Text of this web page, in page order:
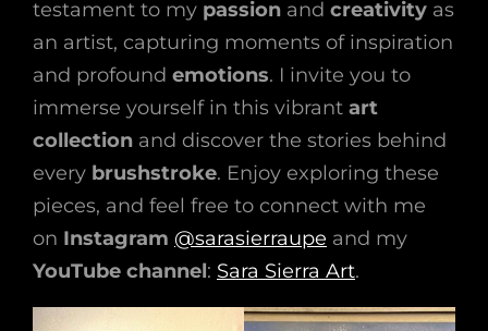
testament to my passion and creativity as
an artist, capturing moments of inspiration
and profound emotions. I invite you to
immerse yourself in this vibrant art
collection and discover the stories behind
every brushstroke. Enjoy exploring these
pieces, and feel free to connect with me
on Instagram @sarasierraupe and my
YouTube channel: Sara Sierra Art.